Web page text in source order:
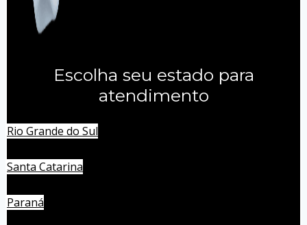
Escolha seu estado para
atendimento
Rio Grande do Sul
Santa Catarina
Paraná